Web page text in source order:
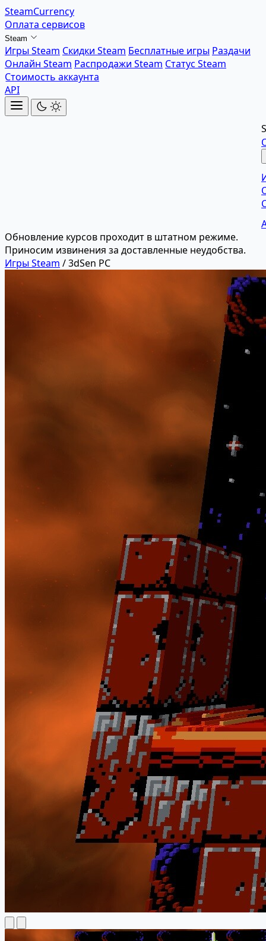
SteamCurrency
Оплата сервисов
Steam
Игры Steam Скидки Steam Бесплатные игры Раздачи
Онлайн Steam Распродажи Steam Статус Steam
Стоимость аккаунта
API
Обновление курсов проходит в штатном режиме.
Приносим извинения за доставленные неудобства.
Игры Steam /3dSen PC